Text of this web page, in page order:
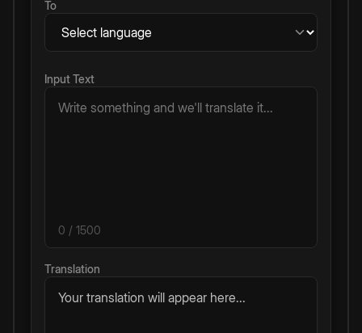
To
Input Text
0 / 1500
Translation
Your translation will appear here...